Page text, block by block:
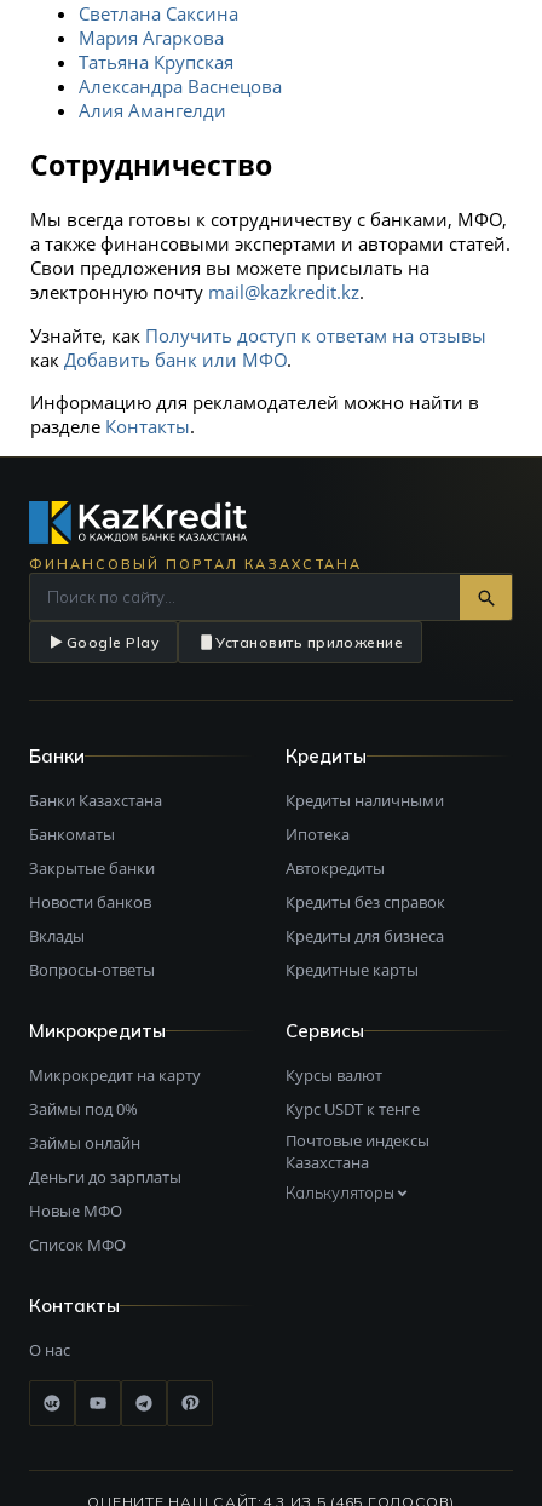
Светлана Саксина
Мария Агаркова
Татьяна Крупская
Александра Васнецова
Алия Aмангелди
Сотрудничество
Мы всегда готовы к сотрудничеству с банками, МФО,
а также финансовыми экспертами и авторами статей.
Свои предложения вы можете присылать на
электронную почту mail@kazkredit.kz.
Узнайте, как Получить доступ к ответам на отзывы
как Добавить банк или МФО.
Информацию для рекламодателей можно найти в
разделе Контакты.
ФИНАНСОВЫЙ ПОРТАЛ КАЗАХСТАНА
Google Play Установить приложение
Банки
Банки Казахстана
Банкоматы
Закрытые банки
Новости банков
Вклады
Вопросы-ответы
Кредиты
Кредиты наличными
Ипотека
Автокредиты
Кредиты без справок
Кредиты для бизнеса
Кредитные карты
Микрокредиты
Микрокредит на карту
Займы под 0%
Займы онлайн
Деньги до зарплаты
Новые МФО
Список МФО
Сервисы
Курсы валют
Курс USDT к тенге
Почтовые индексы
Казахстана
Калькуляторы
Контакты
О нас
ОЦЕНИТЕ НАШ САЙТ: 4.3 ИЗ 5 (465 ГОЛОСОВ)